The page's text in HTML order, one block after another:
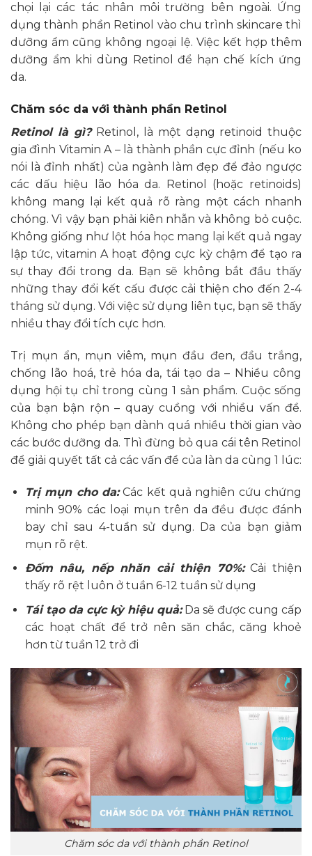
chọi lại các tác nhân môi trường bên ngoài. Ứng
dụng thành phần Retinol vào chu trình skincare thì
dưỡng ẩm cũng không ngoại lệ. Việc kết hợp thêm
dưỡng ẩm khi dùng Retinol để hạn chế kích ứng
da.
Chăm sóc da với thành phần Retinol
Retinol là gì? Retinol, là một dạng retinoid thuộc
gia đình Vitamin A – là thành phần cực đỉnh (nếu ko
nói là đỉnh nhất) của ngành làm đẹp để đảo ngược
các dấu hiệu lão hóa da. Retinol (hoặc retinoids)
không mang lại kết quả rõ ràng một cách nhanh
chóng. Vì vậy bạn phải kiên nhẫn và không bỏ cuộc.
Không giống như lột hóa học mang lại kết quả ngay
lập tức, vitamin A hoạt động cực kỳ chậm để tạo ra
sự thay đổi trong da. Bạn sẽ không bắt đầu thấy
những thay đổi kết cấu được cải thiện cho đến 2-4
tháng sử dụng. Với việc sử dụng liên tục, bạn sẽ thấy
nhiều thay đổi tích cực hơn.
Trị mụn ẩn, mụn viêm, mụn đầu đen, đầu trắng,
chống lão hoá, trẻ hóa da, tái tạo da – Nhiều công
dụng hội tụ chỉ trong cùng 1 sản phẩm. Cuộc sống
của bạn bận rộn – quay cuồng với nhiều vấn đề.
Không cho phép bạn dành quá nhiều thời gian vào
các bước dưỡng da. Thì đừng bỏ qua cái tên Retinol
để giải quyết tất cả các vấn đề của làn da cùng 1 lúc:
Trị mụn cho da:Các kết quả nghiên cứu chứng
minh 90% các loại mụn trên da đều được đánh
bay chỉ sau 4-tuần sử dụng. Da của bạn giảm
mụn rõ rệt.
Đốm nâu, nếp nhăn cải thiện 70%:Cải thiện
thấy rõ rệt luôn ở tuần 6-12 tuần sử dụng
Tái tạo da cực kỳ hiệu quả:Da sẽ được cung cấp
các hoạt chất để trở nên săn chắc, căng khoẻ
hơn từ tuần 12 trở đi
Chăm sóc da với thành phần Retinol